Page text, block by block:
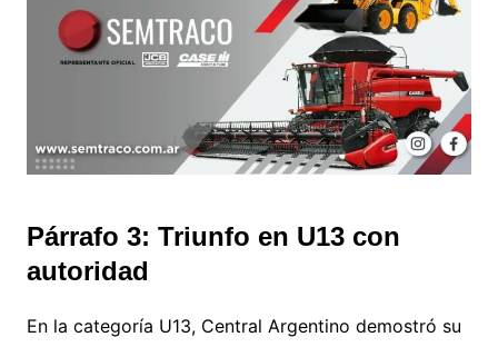
Párrafo 3: Triunfo en U13 con
autoridad
En la categoría U13, Central Argentino demostró su